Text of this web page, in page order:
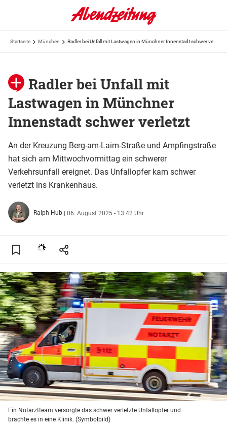
Startseite München
Radler bei Unfall mit
Lastwagen in Münchner
Innenstadt schwer verletzt
An der Kreuzung Berg-am-Laim-Straße und Ampfingstraße
hat sich am Mittwochvormittag ein schwerer
Verkehrsunfall ereignet. Das Unfallopfer kam schwer
verletzt ins Krankenhaus.
Ralph Hub | 06. August 2025 - 13:42 Uhr
Ein Notarztteam versorgte das schwer verletzte Unfallopfer und
brachte es in eine Klinik. (Symbolbild)